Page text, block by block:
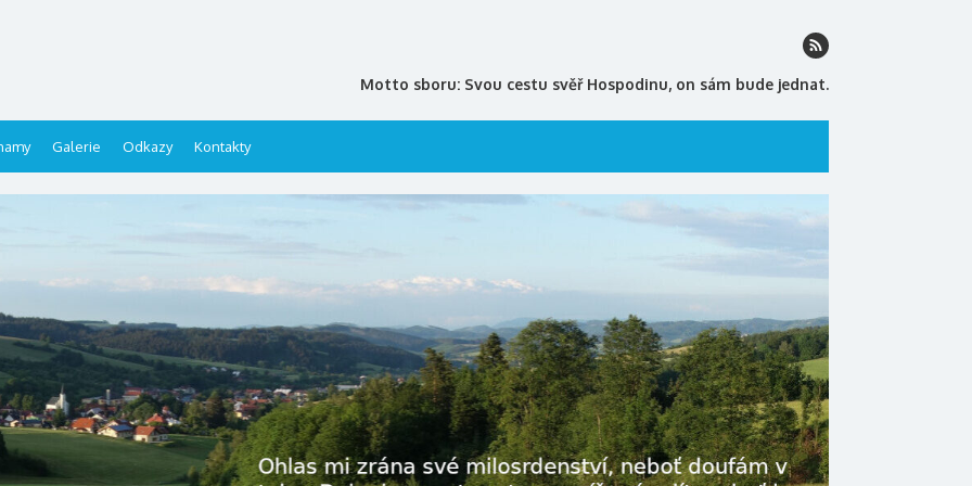
Motto sboru: Svou cestu svěř Hospodinu, on sám bude jednat.
Galerie Odkazy Kontakty